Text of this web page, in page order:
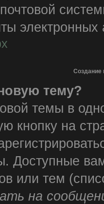
электронных
Создание
тему?
темы в
кнопку на
Доступные
или тем
на